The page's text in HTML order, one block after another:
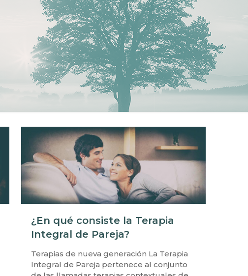
¿En qué consiste la Terapia
Integral de Pareja?
Terapias de nueva generación La Terapia
Integral de Pareja pertenece al conjunto